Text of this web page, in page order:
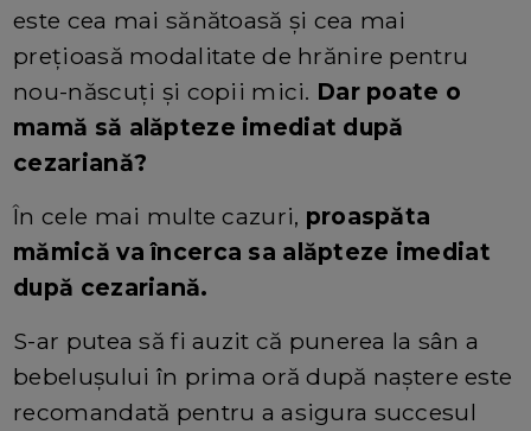
este cea mai sănătoasă și cea mai
prețioasă modalitate de hrănire pentru
nou-născuți și copii mici. Dar poate o
mamă să alăpteze imediat după
cezariană?
În cele mai multe cazuri, proaspăta
mămică va încerca sa alăpteze imediat
după cezariană.
S-ar putea să fi auzit că punerea la sân a
bebelușului în prima oră după naștere este
recomandată pentru a asigura succesul